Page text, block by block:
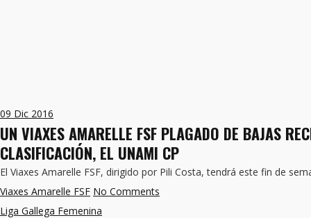
09 Dic 2016
UN VIAXES AMARELLE FSF PLAGADO DE BAJAS
CLASIFICACIÓN, EL UNAMI CP
El Viaxes Amarelle FSF, dirigido por Pili Costa, tendrá este fin de
Viaxes Amarelle FSF No Comments
Liga Gallega Femenina